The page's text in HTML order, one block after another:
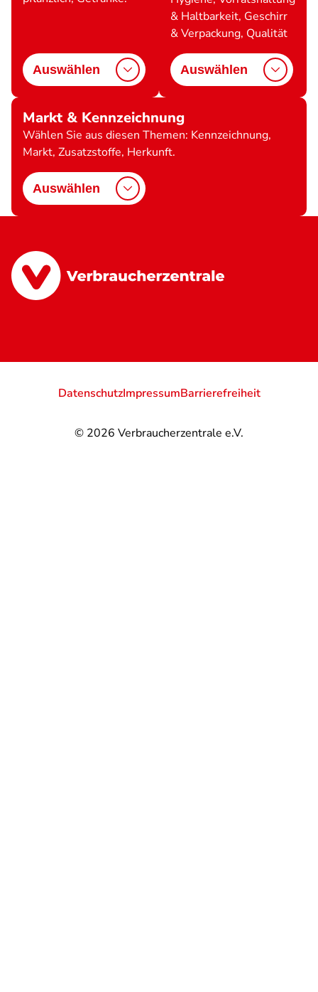
Auswählen
& Haltbarkeit, Geschirr
& Verpackung, Qualität
Auswählen
Markt & Kennzeichnung
Wählen Sie aus diesen Themen: Kennzeichnung,
Markt, Zusatzstoffe, Herkunft.
Auswählen
© 2026 Verbraucherzentrale e.V.
DatenschutzImpressumBarrierefreiheit